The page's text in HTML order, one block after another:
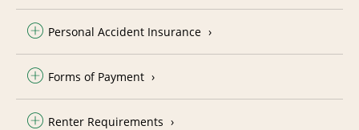
Personal Accident Insurance
Forms of Payment
Renter Requirements